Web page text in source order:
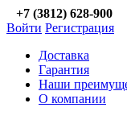
+7 (3812) 628-900
Войти Регистрация
Доставка
Гарантия
Наши
О компании